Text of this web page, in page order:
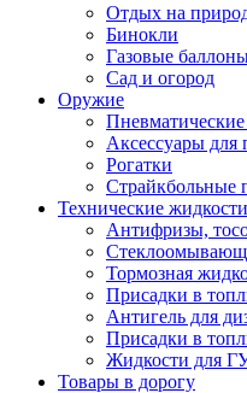
Отдых на
Бинокли
Газовые
Сад и огород
Оружие
Аксессуары для
Рогатки
Страйкбольные
Технические жидкости
Антифризы,
Тормозная
Присадки в
Антигель для
Присадки в
Жидкости для
Товары в дорогу